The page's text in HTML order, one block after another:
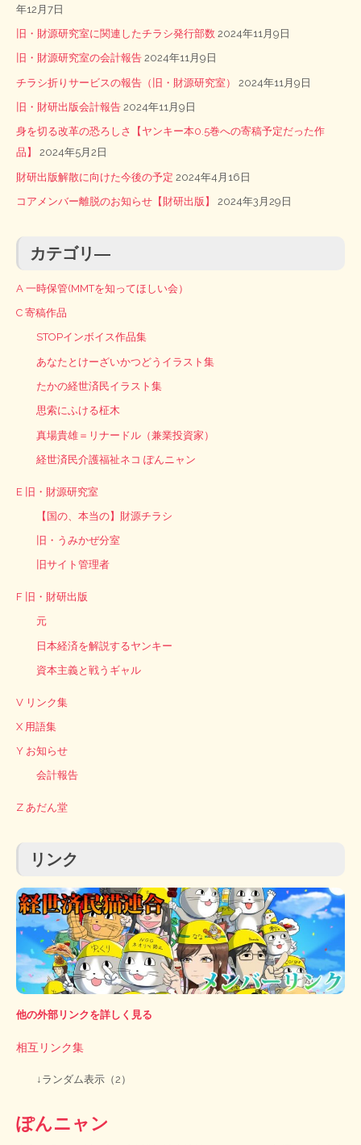
年12月7日
旧・財源研究室に関連したチラシ発行部数 2024年11月9日
旧・財源研究室の会計報告 2024年11月9日
チラシ折りサービスの報告（旧・財源研究室） 2024年11月9日
旧・財研出版会計報告 2024年11月9日
身を切る改革の恐ろしさ【ヤンキー本0.5巻への寄稿予定だった作
品】
2024年5月2日
財研出版解散に向けた今後の予定 2024年4月16日
コアメンバー離脱のお知らせ【財研出版】 2024年3月29日
カテゴリ―
A 一時保管(MMTを知ってほしい会）
C 寄稿作品
STOPインボイス作品集
あなたとけーざいかつどうイラスト集
たかの経世済民イラスト集
思索にふける柾木
真場貴雄＝リナードル（兼業投資家）
経世済民介護福祉ネコ ぽんニャン
E 旧・財源研究室
【国の、本当の】財源チラシ
旧・うみかぜ分室
旧サイト管理者
F 旧・財研出版
元
日本経済を解説するヤンキー
資本主義と戦うギャル
V リンク集
X 用語集
Y お知らせ
会計報告
Z あだん堂
リンク
他の外部リンクを詳しく見る
相互リンク集
↓ランダム表示（2）
ぽんニャン